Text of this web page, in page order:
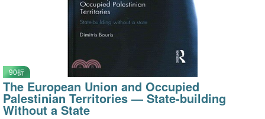
90折
The European Union and Occupied
Palestinian Territories ― State-building
Without a State